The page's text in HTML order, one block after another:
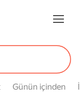
Günün içinden